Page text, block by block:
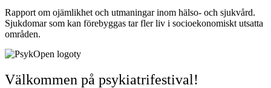
Rapport om ojämlikhet och utmaningar inom hälso- och sjukvård.
Sjukdomar som kan förebyggas tar fler liv i socioekonomiskt utsatta
områden.
Välkommen på psykiatrifestival!